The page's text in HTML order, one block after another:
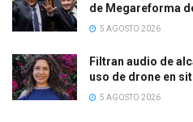
de Megareforma
5 AGOSTO 2026
Filtran audio de
uso de drone en
5 AGOSTO 2026